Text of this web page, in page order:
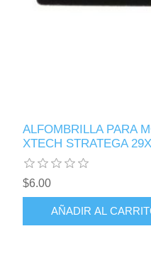
ALFOMBRILLA PARA
XTECH STRATEGA
$6.00
AÑADIR AL